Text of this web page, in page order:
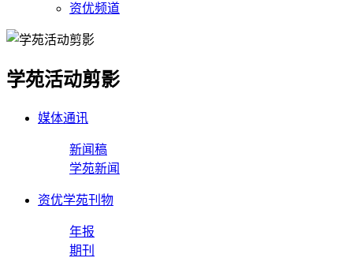
资优频道
学苑活动剪影
媒体通讯
新闻稿
学苑新闻
资优学苑刊物
年报
期刊